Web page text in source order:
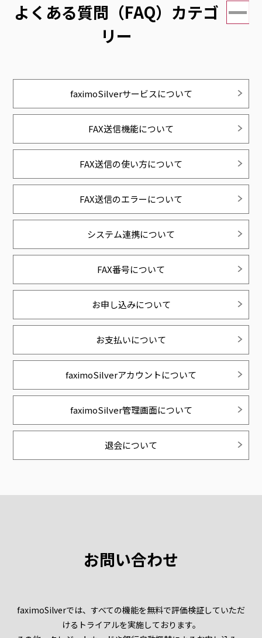
よくある質問（FAQ）カテゴ
リー
faximoSilverサービスについて
FAX送信機能について
FAX送信の使い方について
FAX送信のエラーについて
システム連携について
FAX番号について
お申し込みについて
お支払いについて
faximoSilverアカウントについて
faximoSilver管理画面について
退会について
お問い合わせ
faximoSilverでは、すべての機能を無料で評価検証していただ
けるトライアルを実施しております。